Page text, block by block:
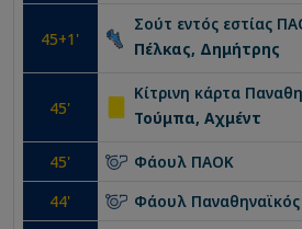
45+1'
Σούτ εντός εστίας
Πέλκας, Δημήτρης
45'
Κίτρινη κάρτα
Τούμπα, Αχμέντ
45' Φάουλ ΠΑΟΚ
44' Φάουλ Παναθηναϊκός